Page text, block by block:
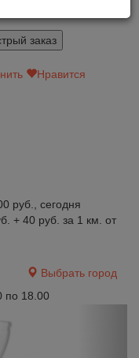
заказ
Нравится
руб., сегодня
+ 40 руб. за 1 км. от
Выбрать город
по 18.00